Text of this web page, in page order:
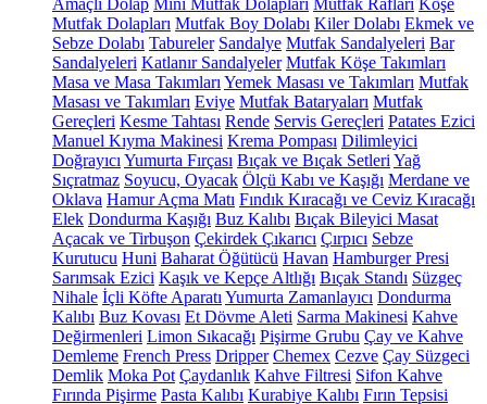
Amaçlı Dolap Mini Mutfak Dolapları Mutfak Rafları Köşe
Mutfak Dolapları Mutfak Boy Dolabı Kiler Dolabı Ekmek ve
Sebze Dolabı Tabureler Sandalye Mutfak Sandalyeleri Bar
Sandalyeleri Katlanır Sandalyeler Mutfak Köşe Takımları
Masa ve Masa Takımları Yemek Masası ve Takımları Mutfak
Masası ve Takımları Eviye Mutfak Bataryaları Mutfak
Gereçleri Kesme Tahtası Rende Servis Gereçleri Patates Ezici
Manuel Kıyma Makinesi Krema Pompası Dilimleyici
Doğrayıcı Yumurta Fırçası Bıçak ve Bıçak Setleri Yağ
Sıçratmaz Soyucu, Oyacak Ölçü Kabı ve Kaşığı Merdane ve
Oklava Hamur Açma Matı Fındık Kıracağı ve Ceviz Kıracağı
Elek Dondurma Kaşığı Buz Kalıbı Bıçak Bileyici Masat
Açacak ve Tirbuşon Çekirdek Çıkarıcı Çırpıcı Sebze
Kurutucu Huni Baharat Öğütücü Havan Hamburger Presi
Sarımsak Ezici Kaşık ve Kepçe Altlığı Bıçak Standı Süzgeç
Nihale İçli Köfte Aparatı Yumurta Zamanlayıcı Dondurma
Kalıbı Buz Kovası Et Dövme Aleti Sarma Makinesi Kahve
Değirmenleri Limon Sıkacağı Pişirme Grubu Çay ve Kahve
Demleme French Press Dripper Chemex Cezve Çay Süzgeci
Demlik Moka Pot Çaydanlık Kahve Filtresi Sifon Kahve
Fırında Pişirme Pasta Kalıbı Kurabiye Kalıbı Fırın Tepsisi